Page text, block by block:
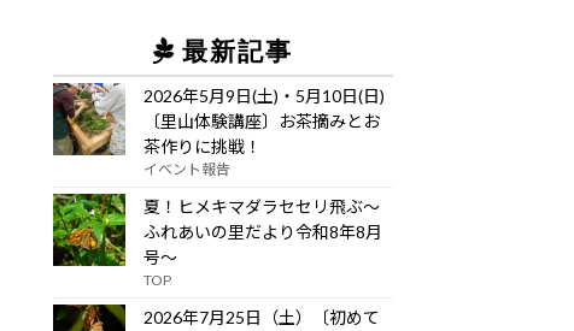
最新記事
2026年5月9日(土)・5月10日(日)
〔里山体験講座〕お茶摘みとお
茶作りに挑戦！
イベント報告
夏！ヒメキマダラセセリ飛ぶ～
ふれあいの里だより令和8年8月
号～
TOP
2026年7月25日（土）〔初めて